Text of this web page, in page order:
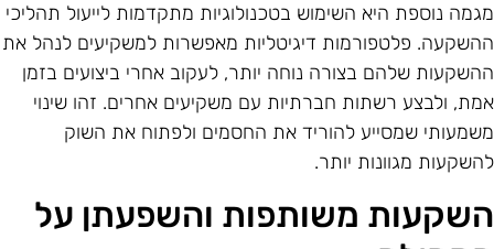
נוספת היא השימוש בטכנולוגיות מתקדמות לייעול תהליכי
פלטפורמות דיגיטליות מאפשרות למשקיעים לנהל את
שלהם בצורה נוחה יותר, לעקוב אחרי ביצועים בזמן
ולבצע רשתות חברתיות עם משקיעים אחרים. זהו שינוי
שמסייע להוריד את החסמים ולפתוח את השוק
מגוונות יותר.
משותפות והשפעתן על